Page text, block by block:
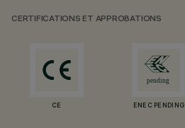
CERTIFICATIONS ET APPROBATIONS
CE ENEC PENDING